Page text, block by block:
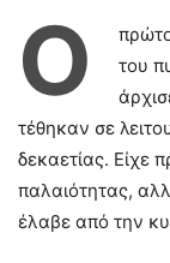
Ο
του
τέθηκαν σε
δεκαετίας. Είχε
παλαιότητας,
έλαβε από την